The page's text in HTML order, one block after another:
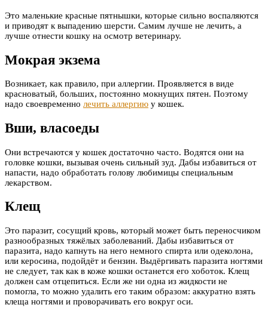
Это маленькие красные пятнышки, которые сильно воспаляются
и приводят к выпадению шерсти. Самим лучше не лечить, а
лучше отнести кошку на осмотр ветеринару.
Мокрая экзема
Возникает, как правило, при аллергии. Проявляется в виде
красноватый, больших, постоянно мокнущих пятен. Поэтому
надо своевременно лечить аллергию у кошек.
Вши, власоеды
Они встречаются у кошек достаточно часто. Водятся они на
головке кошки, вызывая очень сильный зуд. Дабы избавиться от
напасти, надо обработать голову любимицы специальным
лекарством.
Клещ
Это паразит, сосущий кровь, который может быть переносчиком
разнообразных тяжёлых заболеваний. Дабы избавиться от
паразита, надо капнуть на него немного спирта или одеколона,
или керосина, подойдёт и бензин. Выдёргивать паразита ногтями
не следует, так как в коже кошки останется его хоботок. Клещ
должен сам отцепиться. Если же ни одна из жидкости не
помогла, то можно удалить его таким образом: аккуратно взять
клеща ногтями и проворачивать его вокруг оси.